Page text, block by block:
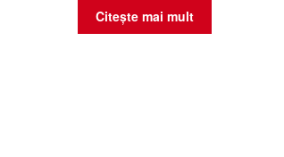
Citește mai mult